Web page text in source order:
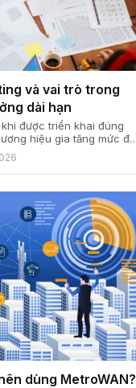
và vai trò trong
dài hạn
được triển khai đúng
hiệu gia tăng mức độ
xây dựng niềm tin, tạo
và hỗ trợ mục tiêu doanh
góc nhìn của VGMO,
dùng MetroWAN?